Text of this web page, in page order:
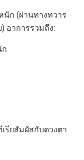
นัก (ผ่านทางทวาร
อาการรวมถึง:
ก
รียสัมผัสกับดวงตา